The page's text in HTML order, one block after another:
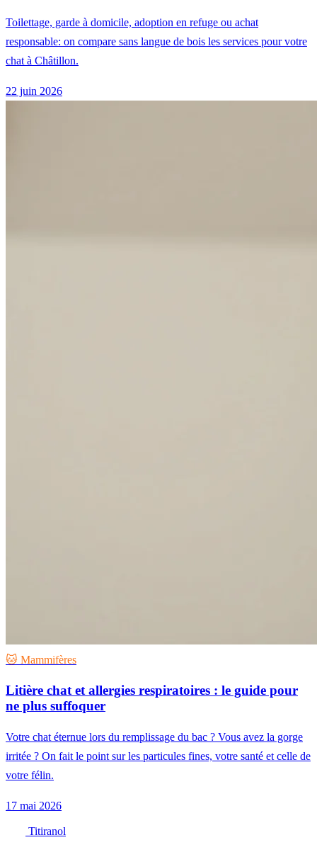
Toilettage, garde à domicile, adoption en refuge ou achat
responsable: on compare sans langue de bois les services pour votre
chat à Châtillon.
22 juin 2026
🐱 Mammifères
Litière chat et allergies respiratoires : le guide pour
ne plus suffoquer
Votre chat éternue lors du remplissage du bac ? Vous avez la gorge
irritée ? On fait le point sur les particules fines, votre santé et celle de
votre félin.
17 mai 2026
Titiranol